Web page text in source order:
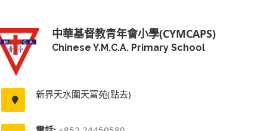
中華基督教青年會小學(CYMCAPS)
Chinese Y.M.C.A. Primary School
新界天水圍天富苑(點去)